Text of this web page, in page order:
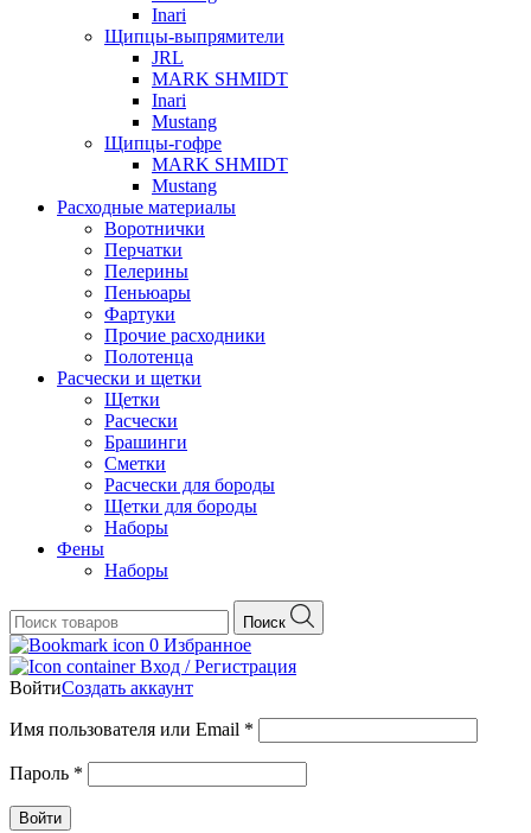
Inari
Щипцы-выпрямители
JRL
MARK SHMIDT
Inari
Mustang
Щипцы-гофре
MARK SHMIDT
Mustang
Расходные материалы
Воротнички
Перчатки
Пелерины
Пеньюары
Фартуки
Прочие расходники
Полотенца
Расчески и щетки
Щетки
Расчески
Брашинги
Сметки
Расчески для бороды
Щетки для бороды
Наборы
Фены
Наборы
Поиск
0 Избранное
Вход / Регистрация
ВойтиСоздать аккаунт
Имя пользователя или Email *
Пароль *
Войти